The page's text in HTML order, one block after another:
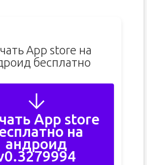
App store на
бесплатно
App store
на
андроид